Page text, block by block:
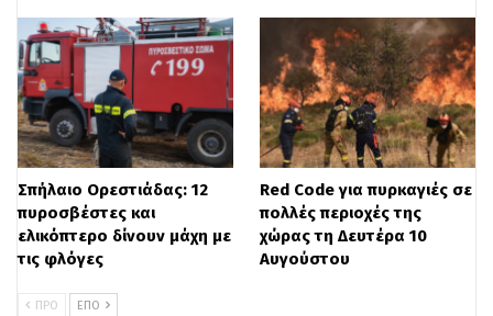
περιμένουμε λίγες νεφώσεις οι οποίες τις
απογευματινές ώρες θα αυξηθούν και
είναι αρκετά πιθανό να βρέξει το βράδυ..
Οι άνεμοι θα πνέουν από διάφορες
διευθύνσεις με εντάσεις 2-4 μποφόρ. Η
θερμοκρασία θα κυμανθεί από 22 έως 32-
33 βαθμούς.Τσατραφύλλιας: Πρώτα
Σπήλαιο Ορεστιάδας: 12
πυροσβέστες και
ελικόπτερο δίνουν μάχη με
τις φλόγες
Red Code για πυρκαγιές σε
πολλές περιοχές της
χώρας τη Δευτέρα 10
Αυγούστου
ΠΡΟ ΕΠΌ